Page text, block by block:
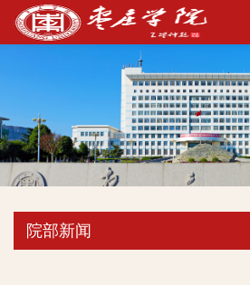
院部新闻